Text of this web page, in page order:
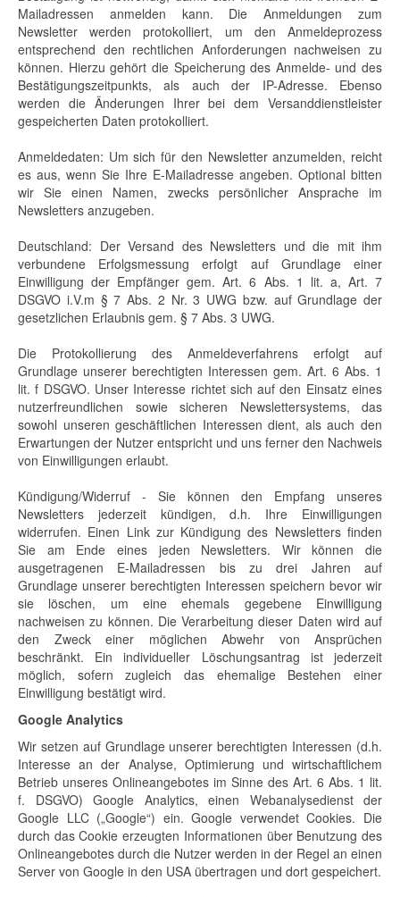
Mailadressen anmelden kann. Die Anmeldungen zum
Newsletter werden protokolliert, um den Anmeldeprozess
entsprechend den rechtlichen Anforderungen nachweisen zu
können. Hierzu gehört die Speicherung des Anmelde- und des
Bestätigungszeitpunkts, als auch der IP-Adresse. Ebenso
werden die Änderungen Ihrer bei dem Versanddienstleister
gespeicherten Daten protokolliert.
Anmeldedaten: Um sich für den Newsletter anzumelden, reicht
es aus, wenn Sie Ihre E-Mailadresse angeben. Optional bitten
wir Sie einen Namen, zwecks persönlicher Ansprache im
Newsletters anzugeben.
Deutschland: Der Versand des Newsletters und die mit ihm
verbundene Erfolgsmessung erfolgt auf Grundlage einer
Einwilligung der Empfänger gem. Art. 6 Abs. 1 lit. a, Art. 7
DSGVO i.V.m § 7 Abs. 2 Nr. 3 UWG bzw. auf Grundlage der
gesetzlichen Erlaubnis gem. § 7 Abs. 3 UWG.
Die Protokollierung des Anmeldeverfahrens erfolgt auf
Grundlage unserer berechtigten Interessen gem. Art. 6 Abs. 1
lit. f DSGVO. Unser Interesse richtet sich auf den Einsatz eines
nutzerfreundlichen sowie sicheren Newslettersystems, das
sowohl unseren geschäftlichen Interessen dient, als auch den
Erwartungen der Nutzer entspricht und uns ferner den Nachweis
von Einwilligungen erlaubt.
Kündigung/Widerruf - Sie können den Empfang unseres
Newsletters jederzeit kündigen, d.h. Ihre Einwilligungen
widerrufen. Einen Link zur Kündigung des Newsletters finden
Sie am Ende eines jeden Newsletters. Wir können die
ausgetragenen E-Mailadressen bis zu drei Jahren auf
Grundlage unserer berechtigten Interessen speichern bevor wir
sie löschen, um eine ehemals gegebene Einwilligung
nachweisen zu können. Die Verarbeitung dieser Daten wird auf
den Zweck einer möglichen Abwehr von Ansprüchen
beschränkt. Ein individueller Löschungsantrag ist jederzeit
möglich, sofern zugleich das ehemalige Bestehen einer
Einwilligung bestätigt wird.
Google Analytics
Wir setzen auf Grundlage unserer berechtigten Interessen (d.h.
Interesse an der Analyse, Optimierung und wirtschaftlichem
Betrieb unseres Onlineangebotes im Sinne des Art. 6 Abs. 1 lit.
f. DSGVO) Google Analytics, einen Webanalysedienst der
Google LLC („Google“) ein. Google verwendet Cookies. Die
durch das Cookie erzeugten Informationen über Benutzung des
Onlineangebotes durch die Nutzer werden in der Regel an einen
Server von Google in den USA übertragen und dort gespeichert.